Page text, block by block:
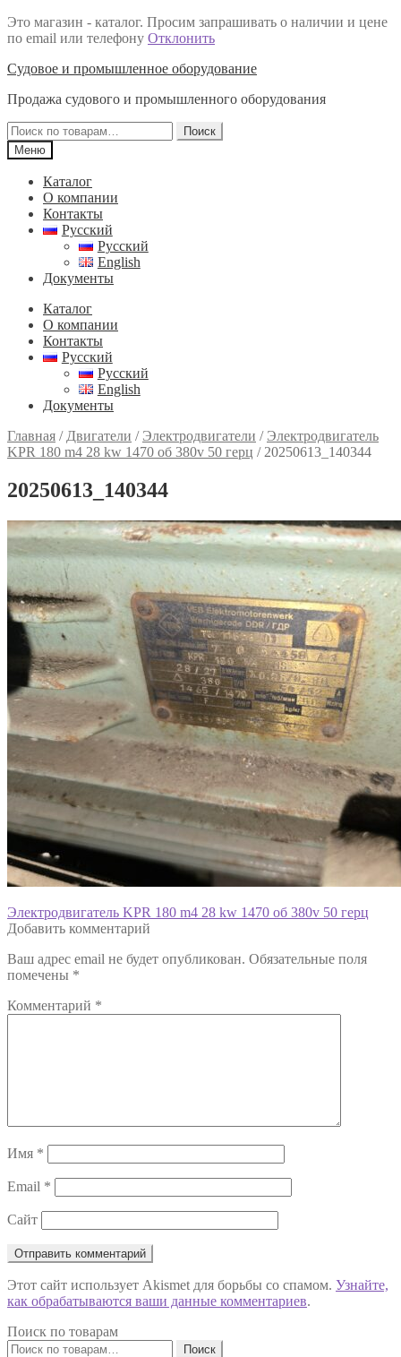
Это магазин - каталог. Просим запрашивать о наличии и цене
по email или телефону Отклонить
Перейти
навигации
Перейти
содержимому
Судовое и промышленное оборудование
Продажа судового и промышленного оборудования
Искать:
Поиск
Меню
Каталог
О компании
Контакты
Русский
Русский
English
Документы
Каталог
О компании
Контакты
Русский
Русский
English
Документы
Главная / Двигатели / Электродвигатели / Электродвигатель
KPR 180 m4 28 kw 1470 об 380v 50 герц / 20250613_140344
20250613_140344
Навигация
по
записям
Предыдущая
запись:
Электродвигатель KPR 180 m4 28 kw 1470 об 380v 50 герц
Добавить комментарий
Ваш адрес email не будет опубликован. Обязательные поля
помечены *
Комментарий *
Имя *
Email *
Сайт
Этот сайт использует Akismet для борьбы со спамом. Узнайте,
как обрабатываются ваши данные комментариев.
Поиск по товарам
Искать:
Поиск